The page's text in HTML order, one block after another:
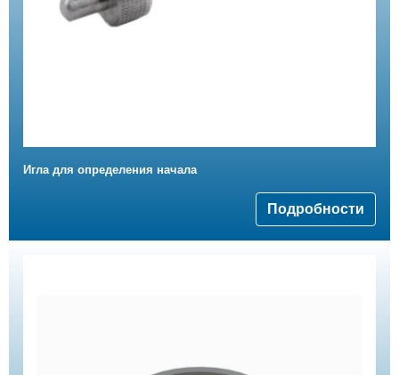
Игла для определения начала
Подробности